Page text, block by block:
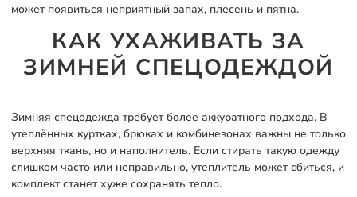
может появиться неприятный запах, плесень и пятна.
КАК УХАЖИВАТЬ ЗА
ЗИМНЕЙ СПЕЦОДЕЖДОЙ
Зимняя спецодежда требует более аккуратного подхода. В
утеплённых куртках, брюках и комбинезонах важны не только
верхняя ткань, но и наполнитель. Если стирать такую одежду
слишком часто или неправильно, утеплитель может сбиться, и
комплект станет хуже сохранять тепло.